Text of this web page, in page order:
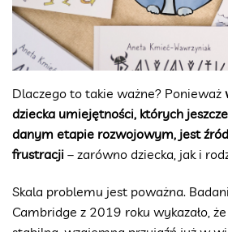
Dlaczego to takie ważne? Ponieważ
dziecka umiejętności, których
danym etapie rozwojowym, jest
frustracji – zarówno dziecka, jak i
Skala problemu jest poważna.
Cambridge z 2019 roku wykazało,